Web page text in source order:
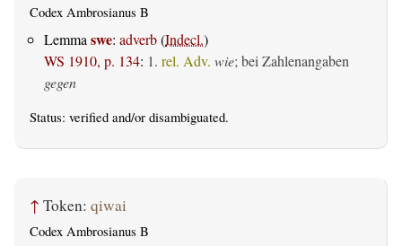
Codex Ambrosianus B
Lemma swe: adverb(Indecl.)
WS 1910, p. 134: 1. rel. Adv. wie; bei Zahlenangaben
gegen
Status: verified and/or disambiguated.
↑ Token: qiwai
Codex Ambrosianus B